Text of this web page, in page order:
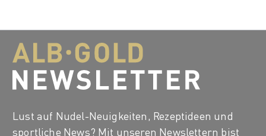
Lust auf Nudel-Neuigkeiten, Rezeptideen und
sportliche News? Mit unseren Newslettern bist